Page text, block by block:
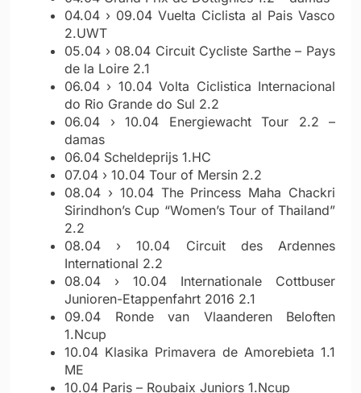
04.04 › 09.04 Vuelta Ciclista al Pais Vasco
2.UWT
05.04 › 08.04 Circuit Cycliste Sarthe – Pays
de la Loire 2.1
06.04 › 10.04 Volta Ciclistica Internacional
do Rio Grande do Sul 2.2
06.04 › 10.04 Energiewacht Tour 2.2 –
damas
06.04 Scheldeprijs 1.HC
07.04 › 10.04 Tour of Mersin 2.2
08.04 › 10.04 The Princess Maha Chackri
Sirindhon’s Cup “Women’s Tour of Thailand”
2.2
08.04 › 10.04 Circuit des Ardennes
International 2.2
08.04 › 10.04 Internationale Cottbuser
Junioren-Etappenfahrt 2016 2.1
09.04 Ronde van Vlaanderen Beloften
1.Ncup
10.04 Klasika Primavera de Amorebieta 1.1
ME
10.04 Paris – Roubaix Juniors 1.Ncup